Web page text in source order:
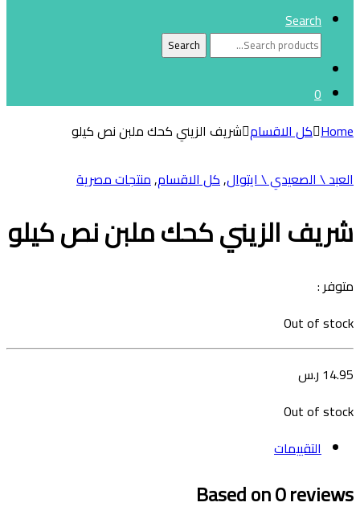
Search
Search
Search
0
Home كل الاقسام شريف الزيني كحك ملبن نص كيلو
العبد \ الصعيدي \ ايتوال,كل الاقسام,منتجات مصرية
شريف الزيني كحك ملبن نص كيلو
متوفر :
Out of stock
14.95 ر.س
Out of stock
التقييمات
Based on 0 reviews